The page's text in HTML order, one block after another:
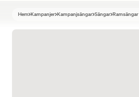
Hem Kampanjer Kampanjsängar Sängar Ramsängar